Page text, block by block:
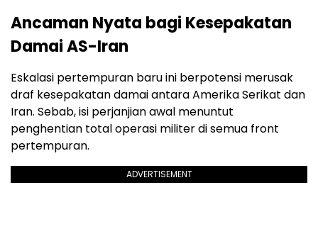
Ancaman Nyata bagi Kesepakatan
Damai AS-Iran
Eskalasi pertempuran baru ini berpotensi merusak
draf kesepakatan damai antara Amerika Serikat dan
Iran. Sebab, isi perjanjian awal menuntut
penghentian total operasi militer di semua front
pertempuran.
ADVERTISEMENT